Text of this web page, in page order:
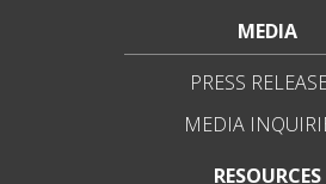
MEDIA
PRESS
MEDIA
RESOURCES